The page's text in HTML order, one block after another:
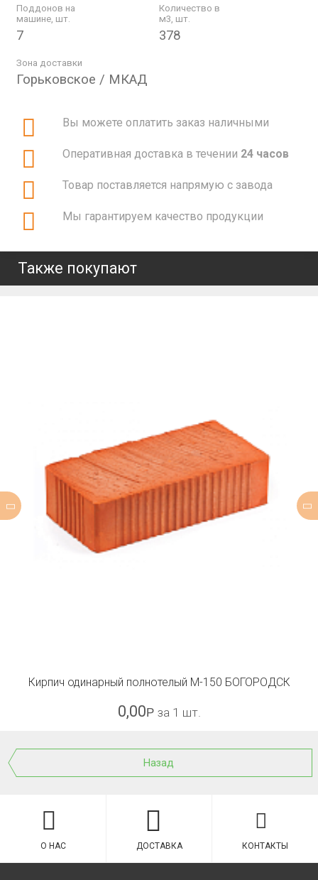
Поддонов на
машине, шт.
7
Количество в
м3, шт.
378
Зона доставки
Горьковское / МКАД
Вы можете оплатить заказ наличными
Оперативная доставка в течении 24 часов
Товар поставляется напрямую с завода
Мы гарантируем качество продукции
Также покупают
Кирпич одинарный полнотелый М-150 БОГОРОДСК
0,00Р за 1 шт.
Назад
О НАС ДОСТАВКА КОНТАКТЫ